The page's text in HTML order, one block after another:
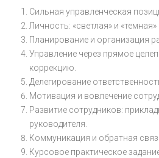
Сильная управленческая
Личность: «светлая» и
Планирование и организация
Управление через прямое
коррекцию.
Делегирование
Мотивация и вовлечение
Развитие сотрудников:
руководителя.
Коммуникация и обратная
Курсовое практическое